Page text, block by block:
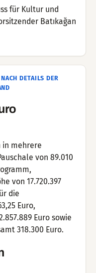
für Kultur und
Batıkağan
DETAILS DER
in mehrere
von 89.010
von 17.720.397
die
Euro,
Euro sowie
318.300 Euro.